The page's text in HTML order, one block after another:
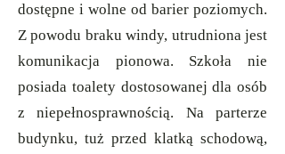
dostępne i wolne od barier poziomych.
Z powodu braku windy, utrudniona jest
komunikacja pionowa. Szkoła nie
posiada toalety dostosowanej dla osób
z niepełnosprawnością. Na parterze
budynku, tuż przed klatką schodową,